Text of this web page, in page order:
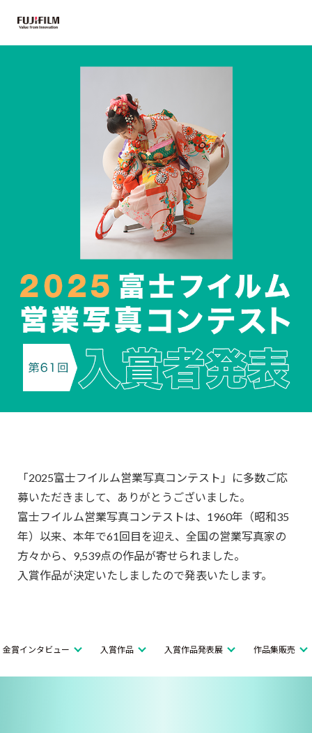
「2025富士フイルム営業写真コンテスト」に多数ご応
募いただきまして、ありがとうございました。
富士フイルム営業写真コンテストは、1960年（昭和35
年）以来、本年で61回目を迎え、全国の営業写真家の
方々から、9,539点の作品が寄せられました。
入賞作品が決定いたしましたので発表いたします。
金賞インタビュー 入賞作品 入賞作品発表展 作品集販売